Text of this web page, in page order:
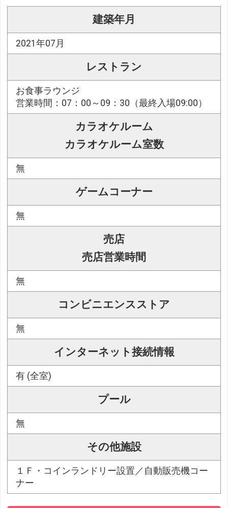
建築年月
2021年07月
レストラン
お食事ラウンジ
営業時間：07：00～09：30（最終入場09:00）
カラオケルーム
カラオケルーム室数
無
ゲームコーナー
無
売店
売店営業時間
無
コンビニエンスストア
無
インターネット接続情報
有 (全室)
プール
無
その他施設
１Ｆ・コインランドリー設置／自動販売機コー
ナー